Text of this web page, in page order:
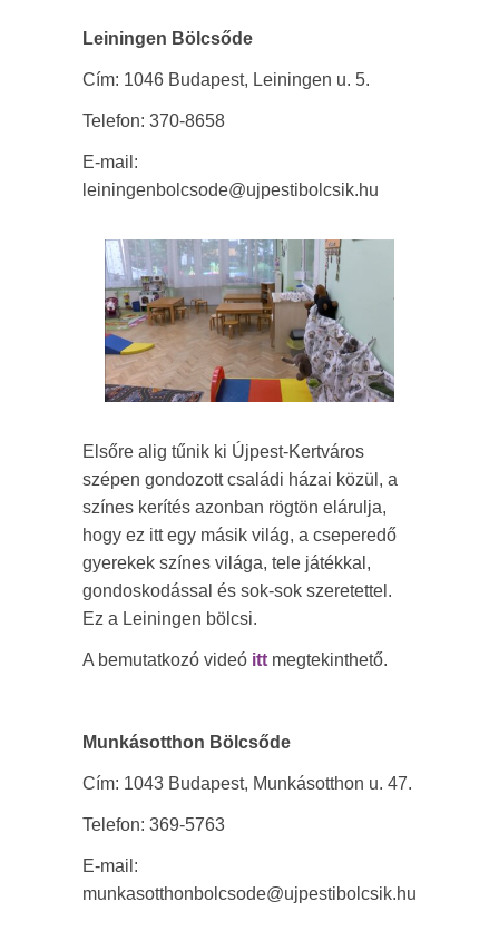
Leiningen Bölcsőde
Cím: 1046 Budapest, Leiningen u. 5.
Telefon: 370-8658
E-mail:
leiningenbolcsode@ujpestibolcsik.hu
Elsőre alig tűnik ki Újpest-Kertváros
szépen gondozott családi házai közül, a
színes kerítés azonban rögtön elárulja,
hogy ez itt egy másik világ, a cseperedő
gyerekek színes világa, tele játékkal,
gondoskodással és sok-sok szeretettel.
Ez a Leiningen bölcsi.
A bemutatkozó videó itt megtekinthető.
Munkásotthon Bölcsőde
Cím: 1043 Budapest, Munkásotthon u. 47.
Telefon: 369-5763
E-mail:
munkasotthonbolcsode@ujpestibolcsik.hu